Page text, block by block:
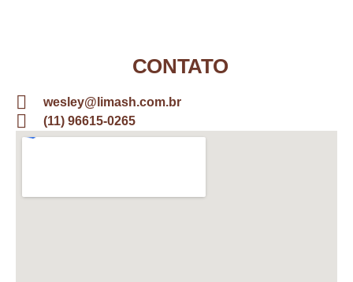
CONTATO
wesley@limash.com.br
(11) 96615-0265